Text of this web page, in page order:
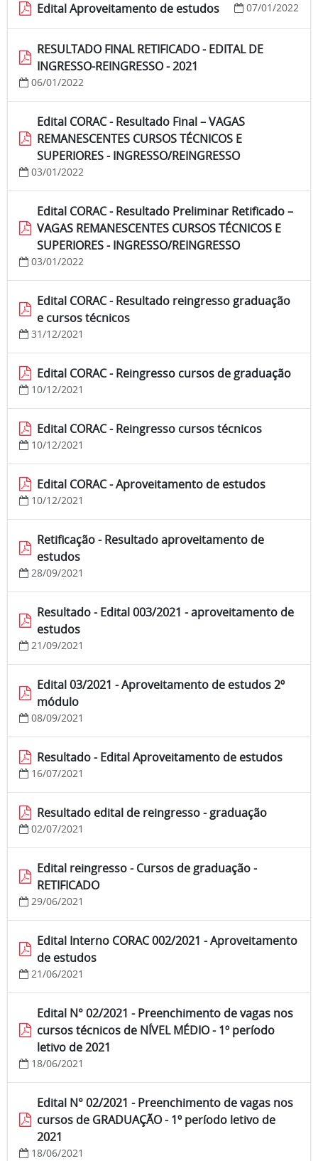
Edital Aproveitamento de estudos 07/01/2022
RESULTADO FINAL RETIFICADO - EDITAL DE
INGRESSO-REINGRESSO - 2021
06/01/2022
Edital CORAC - Resultado Final – VAGAS
REMANESCENTES CURSOS TÉCNICOS E
SUPERIORES - INGRESSO/REINGRESSO
03/01/2022
Edital CORAC - Resultado Preliminar Retificado –
VAGAS REMANESCENTES CURSOS TÉCNICOS E
SUPERIORES - INGRESSO/REINGRESSO
03/01/2022
Edital CORAC - Resultado reingresso graduação
e cursos técnicos
31/12/2021
Edital CORAC - Reingresso cursos de graduação
10/12/2021
Edital CORAC - Reingresso cursos técnicos
10/12/2021
Edital CORAC - Aproveitamento de estudos
10/12/2021
Retificação - Resultado aproveitamento de
estudos
28/09/2021
Resultado - Edital 003/2021 - aproveitamento de
estudos
21/09/2021
Edital 03/2021 - Aproveitamento de estudos 2º
módulo
08/09/2021
Resultado - Edital Aproveitamento de estudos
16/07/2021
Resultado edital de reingresso - graduação
02/07/2021
Edital reingresso - Cursos de graduação -
RETIFICADO
29/06/2021
Edital Interno CORAC 002/2021 - Aproveitamento
de estudos
21/06/2021
Edital N° 02/2021 - Preenchimento de vagas nos
cursos técnicos de NÍVEL MÉDIO - 1º período
letivo de 2021
18/06/2021
Edital N° 02/2021 - Preenchimento de vagas nos
cursos de GRADUAÇÃO - 1º período letivo de
2021
18/06/2021